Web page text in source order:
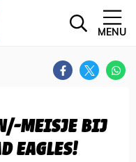
MENU
MEISJE BIJ
EAGLES!